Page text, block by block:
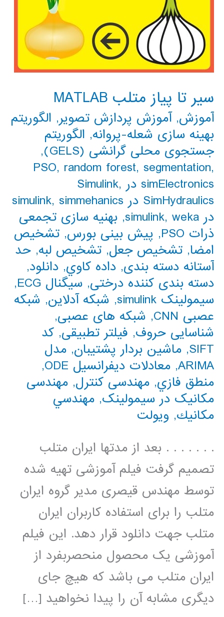
سیر تا پیاز متلب MATLAB
آموزش,آموزش پردازش تصویر, الگوریتم
بهینه سازی شعله-پروانه, الگوریتم
جستجوی محلی گرانشی (GELS)
,
PSO, random forest, segmentation,
simElectronics در Simulink
,
SimHydraulics در simulink
, simmehanics
در simulink
, weka
, بهنیه سازی تجمعی
ذرات PSO
, پیش بینی بورس, تشخیص
امضا, تشخیص جعل, تشخیص لبه, حد
آستانه دسته بندی, داده كاوي, دانلود,
دسته بندی کننده درختی, سیگنال ECG
,
سیمولینک simulink
, شبکه آدلاین, شبکه
عصبی CNN
, شبکه های عصبی,
شناسایی حروف, فیلتر تطبیقی, کد
SIFT
, ماشین بردار پشتیبان, مدل
ARIMA
, معادلات دیفرانسیل ODE
,
منطق فازي, مهندسی کنترل, مهندسی
مکانیک در سیمولینک, مهندسي
مكانيك, ویولت
. . . . . . . بعد از مدتها ایران متلب
تصمیم گرفت فیلم آموزشی تهیه شده
توسط مهندس قیصری مدیر گروه ایران
متلب را برای استفاده کاربران ایران
متلب جهت دانلود قرار دهد. این فیلم
آموزشی یک محصول منحصربفرد از
ایران متلب می باشد که هیچ جای
دیگری مشابه آن را پیدا نخواهید […]